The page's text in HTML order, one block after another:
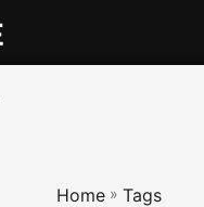
Home » Tags